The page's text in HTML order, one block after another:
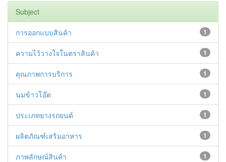
Subject
1
การออกแบบสินค้า
1
ความไว้วางใจในตราสินค้า
1
คุณภาพการบริการ
1
นมข้าวโอ๊ต
1
ประเภทยางรถยนต์
1
ผลิตภัณฑ์เสริมอาหาร
1
ภาพลักษณ์สินค้า